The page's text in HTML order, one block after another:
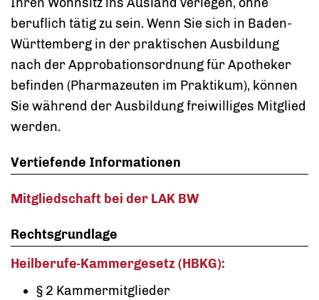
beruflich tätig zu sein. Wenn Sie sich in Baden-
Württemberg in der praktischen Ausbildung
nach der Approbationsordnung für Apotheker
befinden (Pharmazeuten im Praktikum), können
Sie während der Ausbildung freiwilliges Mitglied
werden.
Vertiefende Informationen
Mitgliedschaft bei der LAK BW
Rechtsgrundlage
Heilberufe-Kammergesetz (HBKG):
§ 2 Kammermitglieder